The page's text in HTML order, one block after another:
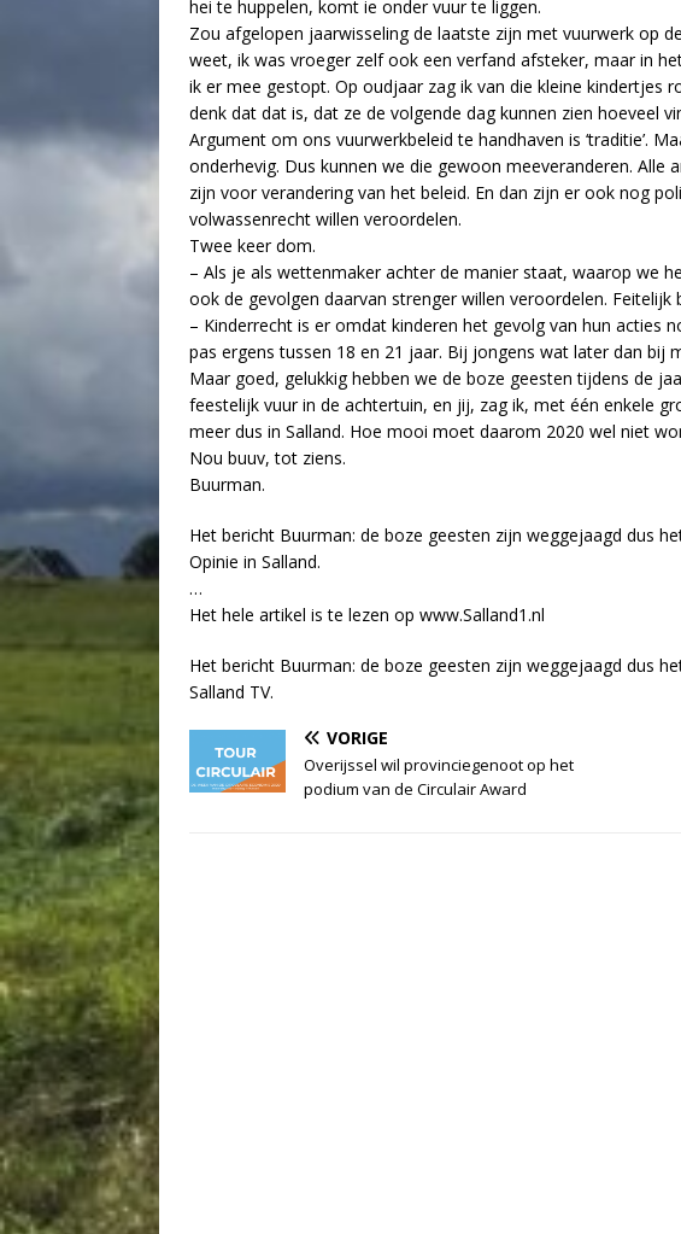
hei te huppelen, komt ie onder vuur te liggen.
Zou afgelopen jaarwisseling de laatste zijn met vuurwerk op
weet, ik was vroeger zelf ook een verfand afsteker, maar in
ik er mee gestopt. Op oudjaar zag ik van die kleine kindertjes
denk dat dat is, dat ze de volgende dag kunnen zien hoeveel
Argument om ons vuurwerkbeleid te handhaven is ‘traditie’.
onderhevig. Dus kunnen we die gewoon meeveranderen. Alle
zijn voor verandering van het beleid. En dan zijn er ook nog
volwassenrecht willen veroordelen.
Twee keer dom.
– Als je als wettenmaker achter de manier staat, waarop we
ook de gevolgen daarvan strenger willen veroordelen. Feitelijk
– Kinderrecht is er omdat kinderen het gevolg van hun acties
pas ergens tussen 18 en 21 jaar. Bij jongens wat later dan bij
Maar goed, gelukkig hebben we de boze geesten tijdens de
feestelijk vuur in de achtertuin, en jij, zag ik, met één enkele
meer dus in Salland. Hoe mooi moet daarom 2020 wel niet
Nou buuv, tot ziens.
Buurman.
Het bericht Buurman: de boze geesten zijn weggejaagd dus
Opinie in Salland.
…
Het hele artikel is te lezen op www.Salland1.nl
Het bericht Buurman: de boze geesten zijn weggejaagd dus
Salland TV.
VORIGE
Overijssel wil provinciegenoot op het
podium van de Circulair Award